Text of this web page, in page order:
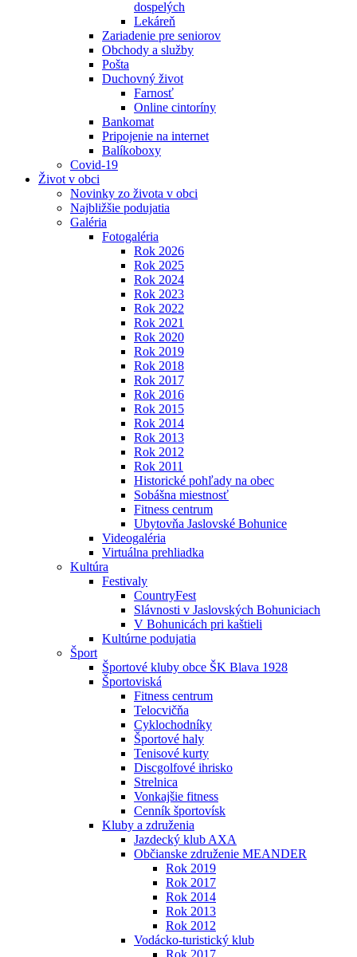
dospelých
Lekáreň
Zariadenie pre seniorov
Obchody a služby
Pošta
Duchovný život
Farnosť
Online cintoríny
Bankomat
Pripojenie na internet
Balíkoboxy
Covid-19
Život v obci
Novinky zo života v obci
Najbližšie podujatia
Galéria
Fotogaléria
Rok 2026
Rok 2025
Rok 2024
Rok 2023
Rok 2022
Rok 2021
Rok 2020
Rok 2019
Rok 2018
Rok 2017
Rok 2016
Rok 2015
Rok 2014
Rok 2013
Rok 2012
Rok 2011
Historické pohľady na obec
Sobášna miestnosť
Fitness centrum
Ubytovňa Jaslovské Bohunice
Videogaléria
Virtuálna prehliadka
Kultúra
Festivaly
CountryFest
Slávnosti v Jaslovských Bohuniciach
V Bohunicách pri kaštieli
Kultúrne podujatia
Šport
Športové kluby obce ŠK Blava 1928
Športoviská
Fitness centrum
Telocvičňa
Cyklochodníky
Športové haly
Tenisové kurty
Discgolfové ihrisko
Strelnica
Vonkajšie fitness
Cenník športovísk
Kluby a združenia
Jazdecký klub AXA
Občianske združenie MEANDER
Rok 2019
Rok 2017
Rok 2014
Rok 2013
Rok 2012
Vodácko-turistický klub
Rok 2017